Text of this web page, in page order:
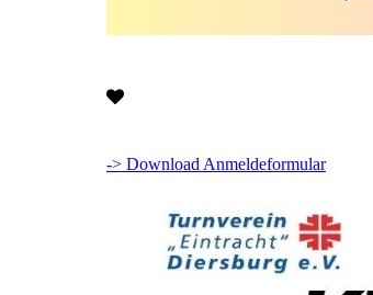
-> Download Anmeldeformular